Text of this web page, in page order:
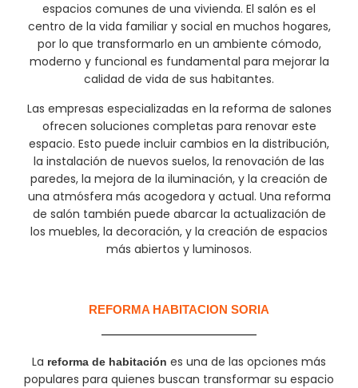
espacios comunes de una vivienda. El salón es el
centro de la vida familiar y social en muchos hogares,
por lo que transformarlo en un ambiente cómodo,
moderno y funcional es fundamental para mejorar la
calidad de vida de sus habitantes.
Las empresas especializadas en la reforma de salones
ofrecen soluciones completas para renovar este
espacio. Esto puede incluir cambios en la distribución,
la instalación de nuevos suelos, la renovación de las
paredes, la mejora de la iluminación, y la creación de
una atmósfera más acogedora y actual. Una reforma
de salón también puede abarcar la actualización de
los muebles, la decoración, y la creación de espacios
más abiertos y luminosos.
REFORMA HABITACION SORIA
La reforma de habitación es una de las opciones más
populares para quienes buscan transformar su espacio